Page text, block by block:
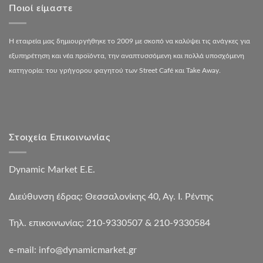
Ποιοί είμαστε
Η εταιρεία μας δημιουργήθηκε το 2009 με σκοπό να καλύψει τις ανάγκες για
εξυπηρέτηση και νέα προϊόντα, την αναπτυσσόμενη και πολλά υποσχόμενη
κατηγορία: του γρήγορου φαγητού των Street Café και Take Away.
Στοιχεία Επικοινωνίας
Dynamic Market Ε.Ε.
Διεύθυνση έδρας: Θεσσαλονίκης 40, Αγ. Ι. Ρέντης
Τηλ. επικοινωνίας: 210-9330507 & 210-9330584
e-mail: info@dynamicmarket.gr